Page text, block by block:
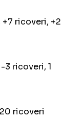
+7 ricoveri, +2
-3 ricoveri, 1
ricoveri